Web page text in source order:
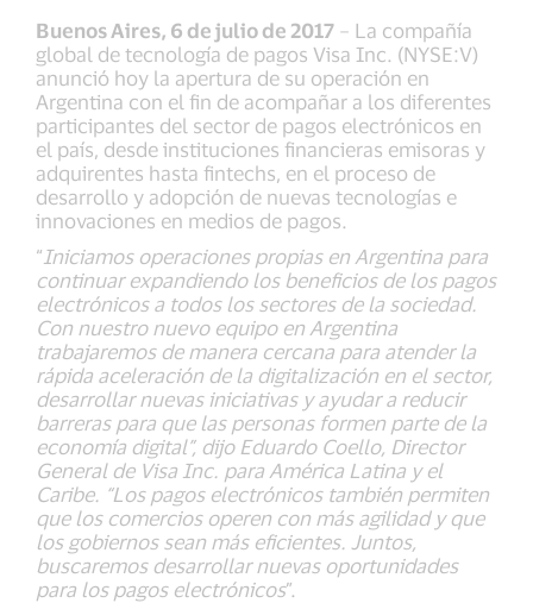
Buenos Aires, 6 de julio de 2017 – La compañía
global de tecnología de pagos Visa Inc. (NYSE:V)
anunció hoy la apertura de su operación en
Argentina con el fin de acompañar a los diferentes
participantes del sector de pagos electrónicos en
el país, desde instituciones financieras emisoras y
adquirentes hasta fintechs, en el proceso de
desarrollo y adopción de nuevas tecnologías e
innovaciones en medios de pagos.
“ Iniciamos operaciones propias en Argentina para
continuar expandiendo los beneficios de los pagos
electrónicos a todos los sectores de la sociedad.
Con nuestro nuevo equipo en Argentina
trabajaremos de manera cercana para atender la
rápida aceleración de la digitalización en el sector,
desarrollar nuevas iniciativas y ayudar a reducir
barreras para que las personas formen parte de la
economía digital”, dijo Eduardo Coello, Director
General de Visa Inc. para América Latina y el
Caribe. “Los pagos electrónicos también permiten
que los comercios operen con más agilidad y que
los gobiernos sean más eficientes. Juntos,
buscaremos desarrollar nuevas oportunidades
para los pagos electrónicos”.